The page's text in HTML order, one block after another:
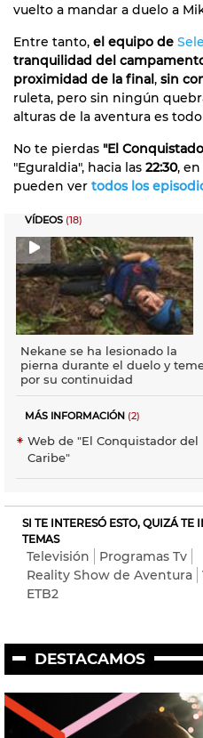
vuelto a mandar a duelo a
Entre tanto, el equipo de
tranquilidad del
proximidad de la final, sin
ruleta, pero sin ningún
alturas de la aventura es
No te pierdas "El
"Eguraldia", hacia las 22:30, en
pueden ver todos los
VÍDEOS (18)
Nekane se ha lesionado la
pierna durante el duelo y
por su continuidad
MÁS INFORMACIÓN (2)
Web de "El Conquistador del
Caribe"
SI TE INTERESÓ ESTO, QUIZÁ TE
TEMAS
Televisión
Programas Tv
Reality Show de Aventura
ETB2
DESTACAMOS